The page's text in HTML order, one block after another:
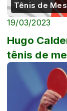
Tênis de
19/03/2023
Hugo
tênis de